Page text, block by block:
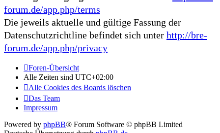
forum.de/app.php/terms
Die jeweils aktuelle und gültige Fassung der
Datenschutzrichtline befindet sich unter http://bre-
forum.de/app.php/privacy
Foren-Übersicht
Alle Zeiten sind UTC+02:00
Alle Cookies des Boards löschen
Das Team
Impressum
Powered by phpBB® Forum Software © phpBB Limited